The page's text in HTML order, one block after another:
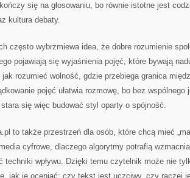
się na głosowaniu, bo równie istotne jest
kultura debaty.
często wybrzmiewa idea, że dobre rozumienie
pojawiają się wyjaśnienia pojęć, które bywają
jak rozumieć wolność, gdzie przebiega granica
pojęć ułatwia rozmowę, bo bez
się więc budować styl oparty o spójność.
to także przestrzeń dla osób, które chcą mieć
cyfrowe, dlaczego algorytmy potrafią
techniki wpływu. Dzięki temu czytelnik może nie
jak je oceniać: czy tekst jest uczciwy, czy raczej